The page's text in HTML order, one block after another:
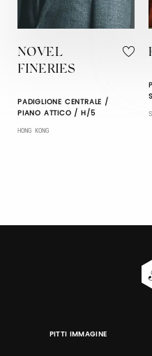
NOVEL
FINERIES
PADIGLIONE CENTRALE /
PIANO ATTICO / H/5
HONG KONG
PITTI IMMAGINE